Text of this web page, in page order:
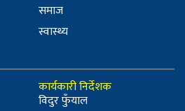
समाज
स्वास्थ्य
कार्यकारी निर्देशक
विदुर फुँयाल